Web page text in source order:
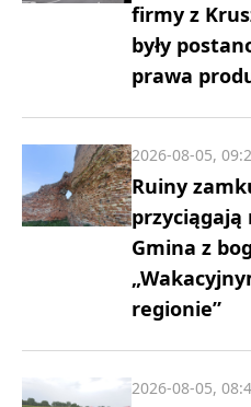
firmy z
były
prawa
Ruiny
przyciągają
Gmina z
regionie”
2026-08-05,
2026-08-05,